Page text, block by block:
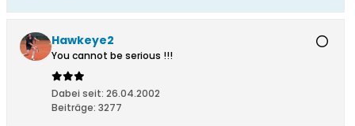
Hawkeye2
You cannot be serious !!!
Dabei seit: 26.04.2002
Beiträge: 3277